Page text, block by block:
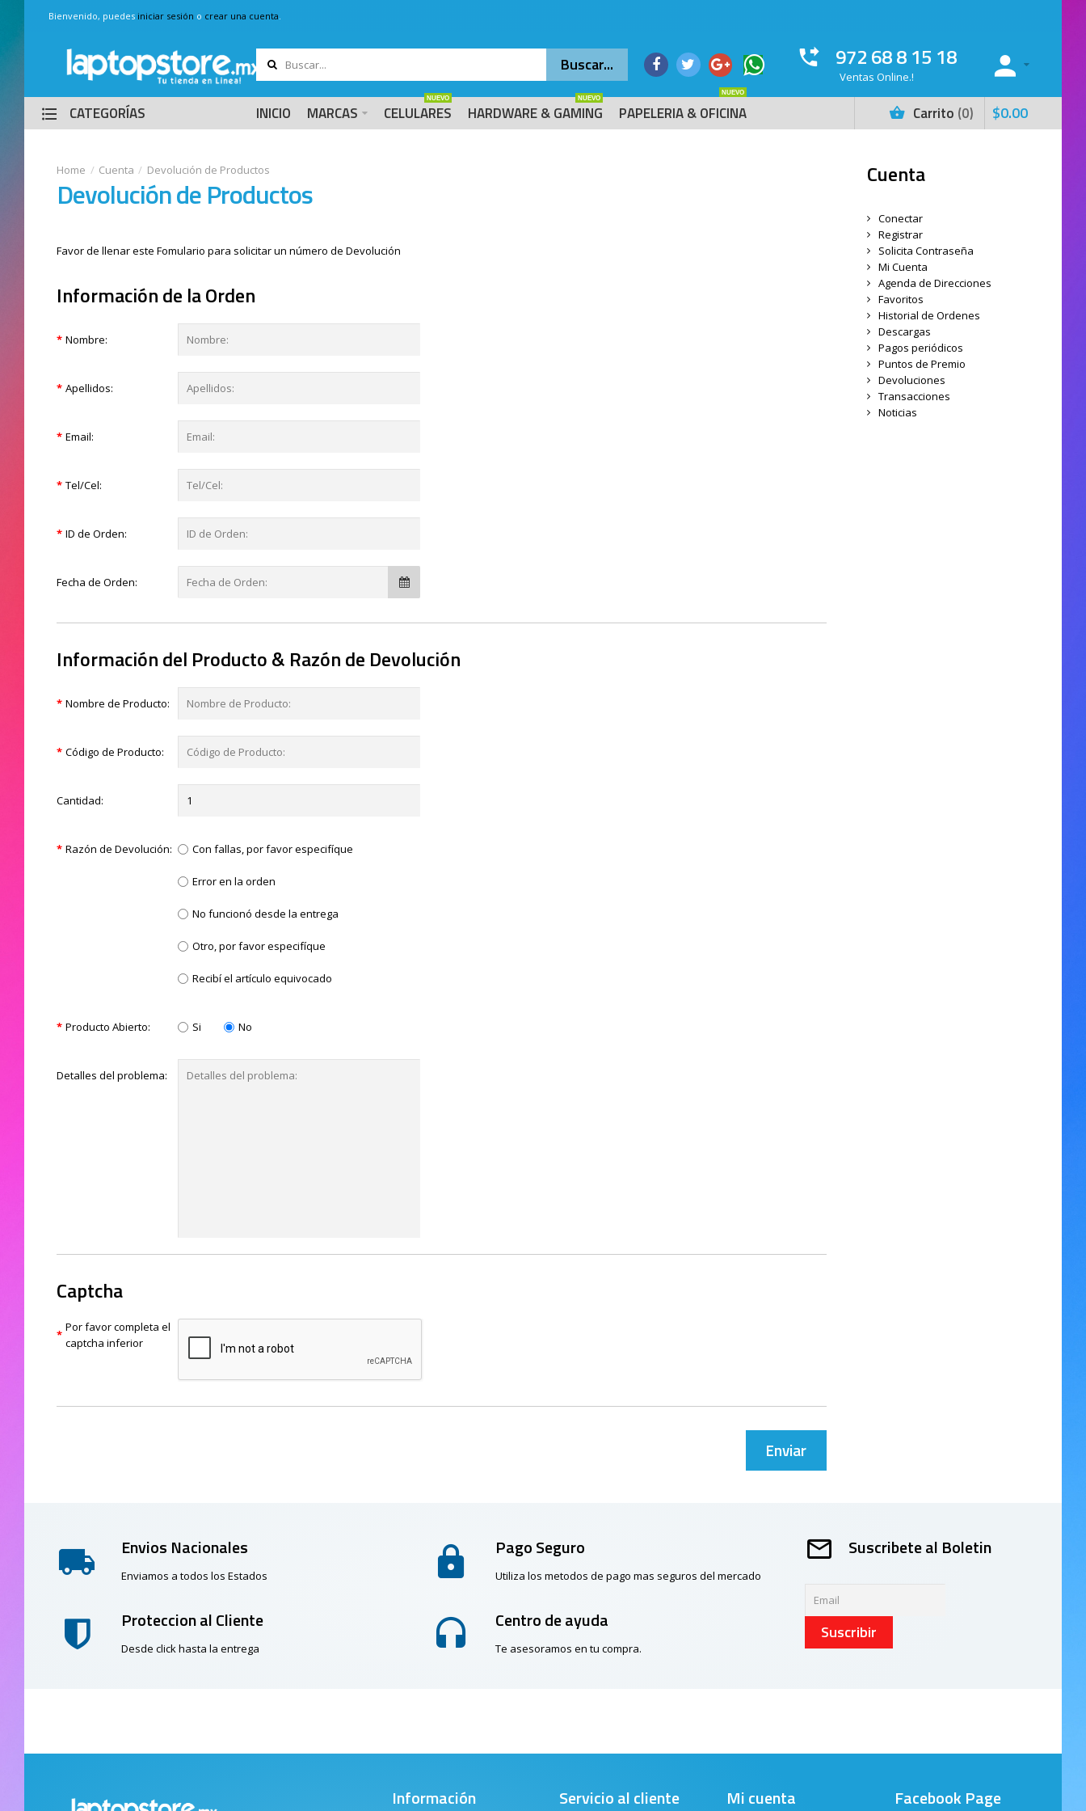
Bienvenido, puedes iniciar sesión o crear una cuenta.
972 68 8 15 18
Ventas Online.!
CATEGORÍAS INICIO MARCAS CELULARES
NUEVO
HARDWARE & GAMING
NUEVO
PAPELERIA & OFICINA
NUEVO
Carrito 0 $0.00
Cuenta Devolución de Productos
Devolución de Productos
Favor de llenar este Fomulario para solicitar un número de Devolución
Información de la Orden
Nombre:
Apellidos:
Email:
Tel/Cel:
ID de Orden:
Fecha de Orden:
Información del Producto & Razón de Devolución
Nombre de Producto:
Código de Producto:
Cantidad:
Razón de Devolución: Con fallas, por favor especifíque
Error en la orden
No funcionó desde la entrega
Otro, por favor especifíque
Recibí el artículo equivocado
Producto Abierto: Si No
Detalles del problema:
Captcha
Por favor completa el
captcha inferior
Cuenta
Conectar
Registrar
Solicita Contraseña
Mi Cuenta
Agenda de Direcciones
Favoritos
Historial de Ordenes
Descargas
Pagos periódicos
Puntos de Premio
Devoluciones
Transacciones
Noticias
Envios Nacionales
Enviamos a todos los Estados
Pago Seguro
Utiliza los metodos de pago mas seguros del mercado
Proteccion al Cliente
Desde click hasta la entrega
Centro de ayuda
Te asesoramos en tu compra.
Suscribete al Boletin
Suscribir
Información Servicio al cliente Mi cuenta Facebook Page